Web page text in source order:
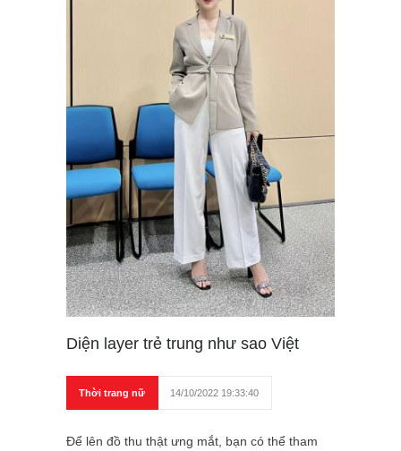
Diện layer trẻ trung như sao Việt
Thời trang nữ 14/10/2022 19:33:40
Để lên đồ thu thật ưng mắt, bạn có thể tham